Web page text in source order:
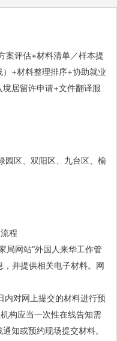
案评估+材料清单／样本提
+材料整理排序+协助就业
居留许申请+文件翻译服
园区、双阳区、九台区、榆
程
局网站“外国人来华工作管
并提供相关电子材料。网
内对网上提交的材料进行预
构应当一次性在线告知需
知或预约现场提交材料。